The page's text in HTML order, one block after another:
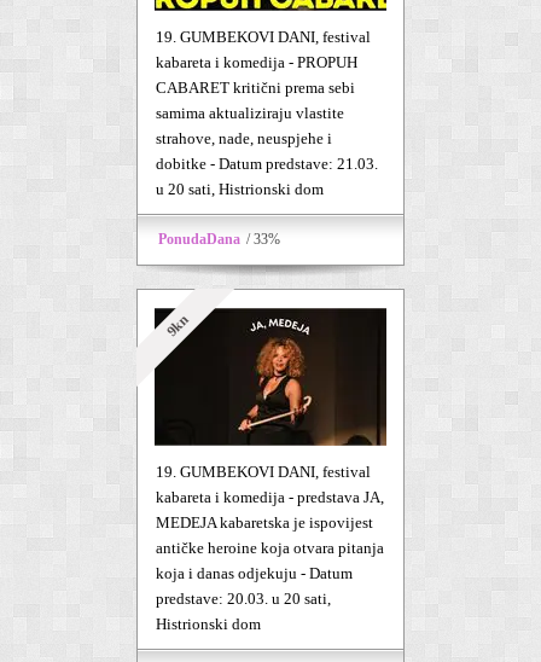
19. GUMBEKOVI DANI, festival
kabareta i komedija - PROPUH
CABARET kritični prema sebi
samima aktualiziraju vlastite
strahove, nade, neuspjehe i
dobitke - Datum predstave: 21.03.
u 20 sati, Histrionski dom
PonudaDana / 33%
9kn
19. GUMBEKOVI DANI, festival
kabareta i komedija - predstava JA,
MEDEJA kabaretska je ispovijest
antičke heroine koja otvara pitanja
koja i danas odjekuju - Datum
predstave: 20.03. u 20 sati,
Histrionski dom